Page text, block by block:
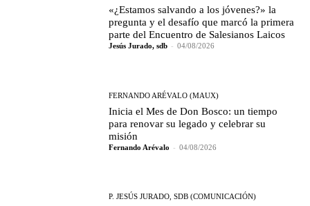
«¿Estamos salvando a los jóvenes?» la
pregunta y el desafío que marcó la primera
parte del Encuentro de Salesianos Laicos
Jesús Jurado, sdb - 04/08/2026
FERNANDO ARÉVALO (MAUX)
Inicia el Mes de Don Bosco: un tiempo
para renovar su legado y celebrar su
misión
Fernando Arévalo - 04/08/2026
P. JESÚS JURADO, SDB (COMUNICACIÓN)